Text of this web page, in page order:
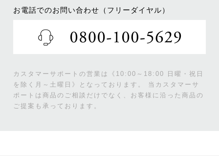
お電話でのお問い合わせ（フリーダイヤル）
カスタマーサポートの営業は《10:00～18:00 日曜・祝日
を除く月～土曜日》となっております。
当カスタマーサ
ポートは商品のご相談だけでなく、お客様に沿った商品の
ご提案も承っております。